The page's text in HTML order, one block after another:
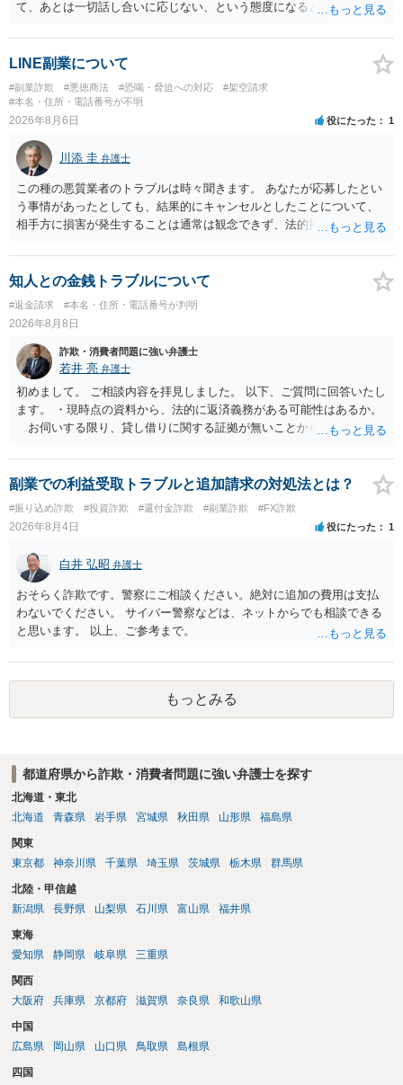
て、あとは一切話し合いに応じない、という態度になると思います。
可能性もありますが、「返金は絶対にしたくありません」ということ
であれば、徹底的に強気で対応することになるでしょう。
LINE副業について
#副業詐欺 #悪徳商法 #恐喝・脅迫への対応
#架空請求
#本名・住所・電話番号が不明
2026年8月6日 役にたった 1
川添 圭 弁護士
この種の悪質業者のトラブルは時々聞きます。 あなたが応募したとい
う事情があったとしても、結果的にキャンセルとしたことについて、
相手方に損害が発生することは通常は観念できず、法的措置を採って
ず、最寄りの消費生活センターへ相談し、連絡を無視してよいかどう
かのアドバイスを受けられることをお勧めします。しつこいようであ
れば、弁護士へ依頼して警告してもらうことも必要になるかもしれま
せん。
知人との金銭トラブルについて
#返金請求 #本名・住所・電話番号が判明
2026年8月8日
詐欺・消費者問題に強い弁護士
若井 亮 弁護士
初めまして。 ご相談内容を拝見しました。 以下、ご質問に回答いたし
ます。 ・現時点の資料から、法的に返済義務がある可能性はあるか。
お伺いする限り、貸し借りに関する証拠が無いことから、相手方が
主張や現在の資料を踏まえ、今後どのように対応するのが適切か。
贈与か消費貸借かの争いにおいては、様々な圧力をかけて回収をしよ
うとするケースも散見されます。 ご自身での対応に窮するようであ
れば、代理人を立てることもご検討ください。 ・相手へ送る回答文に
ついてアドバイスをいただけるか。 具体的な回答内容については、
一般的に無料法律相談での対応外になろうかと思います。 法律事務
所にご連絡いただき、対応の可否や費用をご確認ください。
副業での利益受取トラブルと追加請求の対処法とは？
#振り込め詐欺 #投資詐欺 #還付金詐欺 #副業詐欺 #FX詐欺
2026年8月4日 役にたった 1
白井 弘昭 弁護士
おそらく詐欺です。警察にご相談ください。絶対に追加の費用は支払
わないでください。 サイバー警察などは、ネットからでも相談できる
と思います。 以上、ご参考まで。
もっとみる
都道府県から詐欺・消費者問題に強い弁護士を探す
北海道・東北
北海道
青森県 岩手県 宮城県 秋田県 山形県 福島県
関東
東京都
神奈川県 千葉県 埼玉県 茨城県 栃木県 群馬県
北陸・甲信越
新潟県
長野県 山梨県 石川県 富山県 福井県
東海
愛知県
静岡県 岐阜県 三重県
関西
大阪府
兵庫県 京都府 滋賀県 奈良県 和歌山県
中国
広島県
岡山県 山口県 鳥取県 島根県
四国